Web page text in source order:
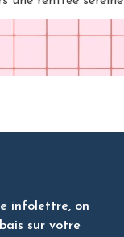
infolettre, on
sur votre